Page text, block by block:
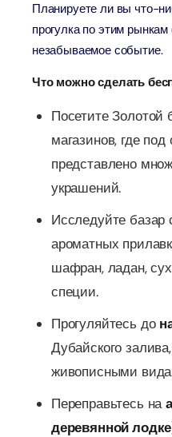
Планируете ли вы что-
прогулка по этим
незабываемое событие.
Что можно сделать
Посетите
магазинов, где
представлено
украшений.
Исследуйте
ароматных
шафран, ладан,
специи.
Прогуляйтесь до
Дубайского
живописными
Переправьтесь на
деревянной